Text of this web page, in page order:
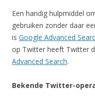
Een handig hulpmiddel
gebruiken zonder daar
is Google Advanced
op Twitter heeft Twitter
Advanced Search.
Bekende Twitter-